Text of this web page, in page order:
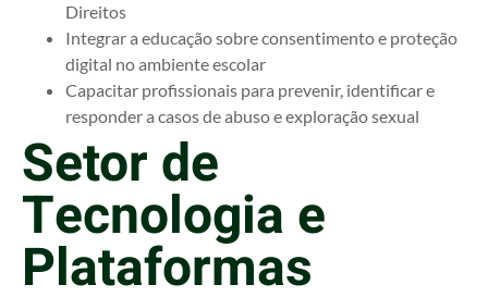
Direitos
Integrar a educação sobre consentimento e proteção
digital no ambiente escolar
Capacitar profissionais para prevenir, identificar e
responder a casos de abuso e exploração sexual
Setor de
Tecnologia e
Plataformas